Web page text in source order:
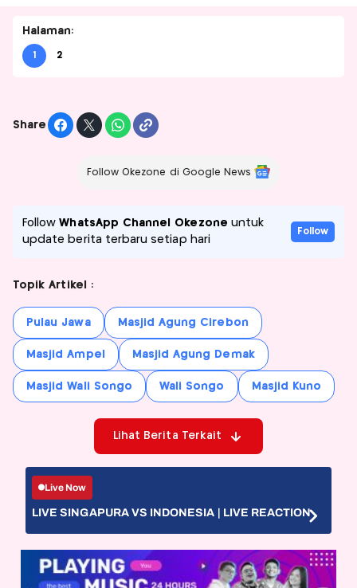
Halaman:
1 2
Share
Follow Okezone di Google News
FollowWhatsApp Channel Okezone untuk
update berita terbaru setiap hari
Follow
Topik Artikel :
Pulau Jawa Masjid Agung Cirebon
Masjid Ampel Masjid Agung Demak
Masjid Wali Songo Wali Songo Masjid Kuno
Lihat Berita Terkait
Live Now
LIVE SINGAPURA VS INDONESIA | LIVE REACTION